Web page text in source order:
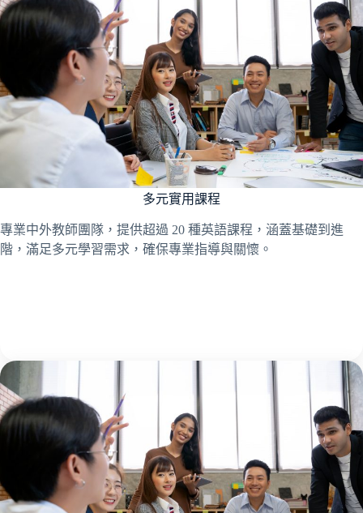
多元實用課程
專業中外教師團隊，提供超過 20 種英語課程，涵蓋基礎到進
階，滿足多元學習需求，確保專業指導與關懷。